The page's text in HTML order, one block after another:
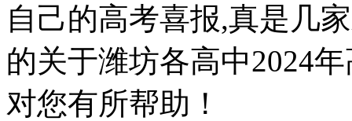
自己的高考喜报,真是几
的关于潍坊各高中2024
对您有所帮助！